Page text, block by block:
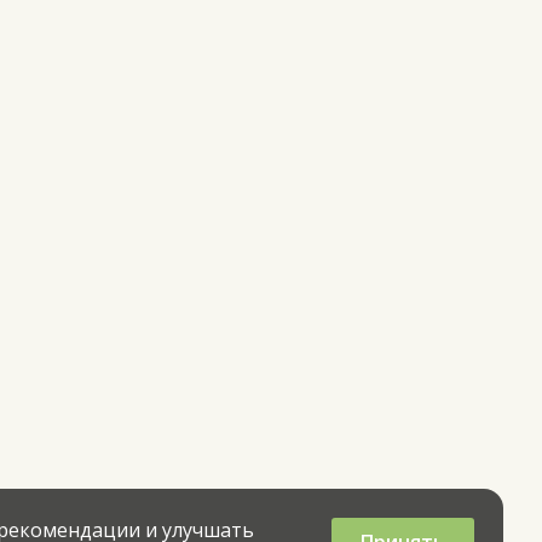
и улучшать